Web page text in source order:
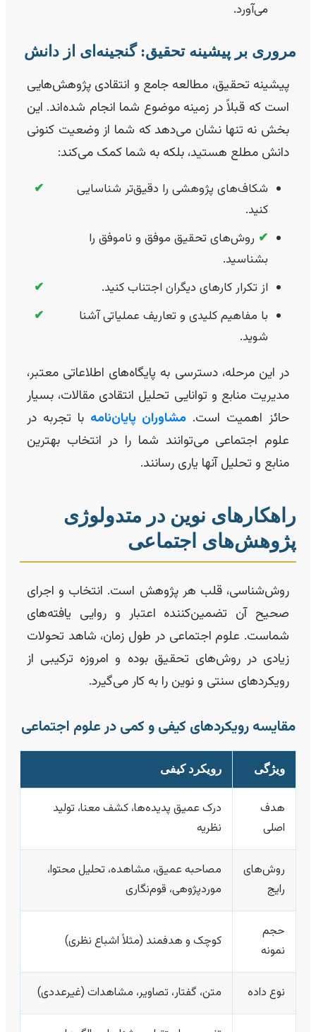
می‌آورد.
بر پیشینه تحقیق: گنجینه‌ای از دانش
پیشینه تحقیق، مطالعه جامع و انتقادی پژوهش‌هایی
است که قبلاً در زمینه موضوع شما انجام شده‌اند. این
بخش نه تنها نشان می‌دهد که شما از وضعیت کنونی
دانش مطلع هستید، بلکه به شما کمک می‌کند:
شکاف‌های پژوهشی را دقیق‌تر شناسایی
روش‌های تحقیق موفق و ناموفق را
بشناسید.
از تکرار کارهای دیگران اجتناب کنید.
با مفاهیم کلیدی و تعاریف عملیاتی آشنا
شوید.
در این مرحله، دسترسی به پایگاه‌های اطلاعاتی معتبر،
مدیریت منابع و توانایی تحلیل انتقادی مقالات، بسیار
حائز اهمیت است.مشاوران پایان‌نامهبا تجربه در
علوم اجتماعی می‌توانند شما را در انتخاب بهترین
منابع و تحلیل آنها یاری رسانند.
نوین در متدولوژی
اجتماعی
روش‌شناسی، قلب هر پژوهش است. انتخاب و اجرای
صحیح آن تضمین‌کننده اعتبار و روایی یافته‌های
شماست. علوم اجتماعی در طول زمان، شاهد تحولات
زیادی در روش‌های تحقیق بوده و امروزه ترکیبی از
رویکردهای سنتی و نوین را به کار می‌گیرد.
رویکردهای کیفی و کمی در علوم اجتماعی
ویژگی رویکرد کیفی
هدف
درک عمیق پدیده‌ها، کشف معنا، تولید
نظریه
روش‌های
مصاحبه عمیق، مشاهده، تحلیل محتوا،
موردپژوهی، قوم‌نگاری
نمونه
کوچک و هدفمند (مثلاً اشباع نظری)
نوع داده متن، گفتار، تصاویر، مشاهدات (غیرعددی)